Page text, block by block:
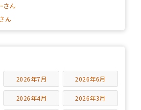
さん
ん
2026年7月 2026年6月
2026年4月 2026年3月